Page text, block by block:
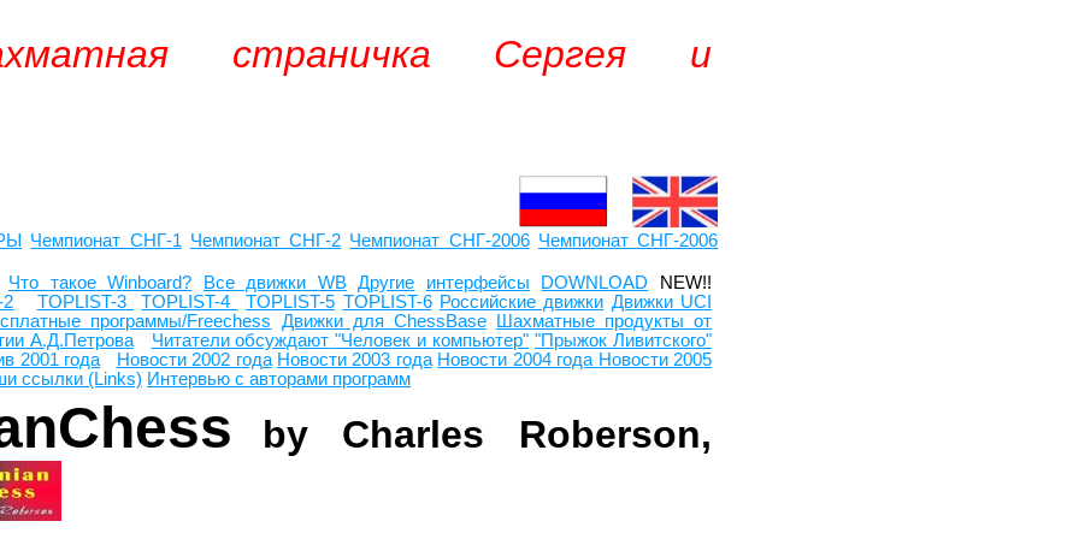
страничка Сергея и
Чемпионат СНГ-1 Чемпионат СНГ-2 Чемпионат СНГ-2006 Чемпионат СНГ-2006
Что такое Winboard? Все движки WB Другие интерфейсы DOWNLOAD
NEW!!
2
TOPLIST-3 TOPLIST-4 TOPLIST-5 TOPLIST-6 Российские движки Движки UCI
программы/Freechess
Движки для ChessBase
Шахматные продукты от
А.Д.Петрова
Читатели обсуждают "Человек и компьютер" "Прыжок Ливитского"
2001 года
Новости 2002 года Новости 2003 года Новости 2004 года Новости 2005
ссылки (Links) Интервью с авторами программ
by Charles Roberson,